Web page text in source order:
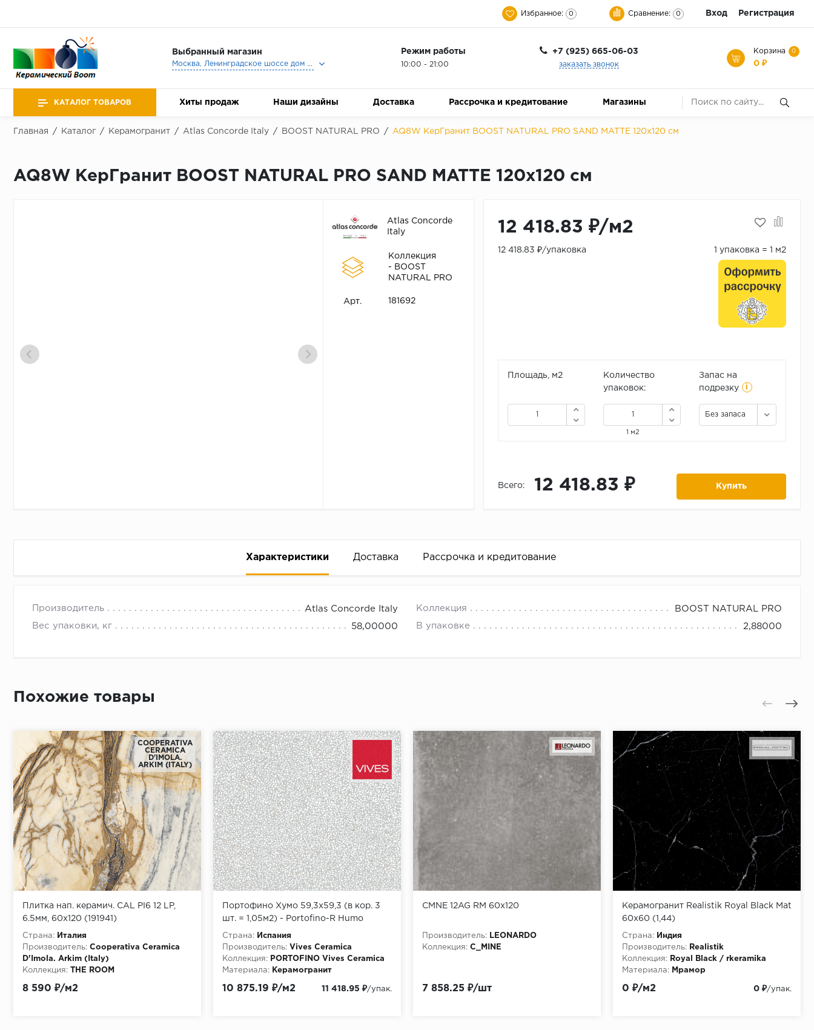
Избранное: 0 Сравнение: 0 Вход Регистрация
Выбранный магазин
Москва, Ленинградское шоссе дом 25, Торговый Центр Family Room, 2-ой этаж, Магазин Керамический Бум.
Режим работы
10:00 - 21:00
+7 (925) 665-06-03
заказать звонок
Корзина 0
0 ₽
КАТАЛОГ ТОВАРОВ Хиты продаж Наши дизайны Доставка Рассрочка и кредитование Магазины
Главная / Каталог / Керамогранит / Atlas Concorde Italy / BOOST NATURAL PRO / AQ8W КерГранит BOOST NATURAL PRO SAND MATTE 120x120 см
AQ8W КерГранит BOOST NATURAL PRO SAND MATTE 120x120 см
Atlas Concorde
Italy
Коллекция
- BOOST
NATURAL PRO
Арт. 181692
12 418.83 ₽/м2
12 418.83 ₽/упаковка 1 упаковка = 1 м2
Площадь, м2
Количество
упаковок:
1 м2
Запас на
подрезку
i
Без запаса
Всего: 12 418.83 ₽ Купить
Характеристики Доставка Рассрочка и кредитование
Производитель Atlas Concorde Italy Коллекция BOOST NATURAL PRO
Вес упаковки, кг 58,00000 В упаковке 2,88000
Высокая вероятность одобрения: до 95%
Одобрение за 1-2 минуты
Срок предоставления кредита от 3 до 36 месяцев Срок предоставления рассрочки от 3 до 10 месяцев
Достаточно только паспорта
Похожие товары
COOPERATIVA
CERAMICA
D'IMOLA.
ARKIM (ITALY)
Плитка нап. керамич. CAL PI6 12 LP,
6.5мм, 60x120 (191941)
Страна:
Италия
Производитель: Cooperativa Ceramica
D'Imola. Arkim (Italy)
Коллекция:
THE ROOM
8 590 ₽/м2
Портофино Хумо 59,3x59,3 (в кор. 3
шт. = 1,05м2) - Portofino-R Humo
Страна:
Испания
Производитель: Vives Ceramica
Коллекция:
PORTOFINO Vives Ceramica
Материала:
Керамогранит
10 875.19 ₽/м2 11 418.95 ₽/упак.
CMNE 12AG RM 60x120
Производитель:
LEONARDO
Коллекция: C_MINE
7 858.25 ₽/шт
Керамогранит Realistik Royal Black Mat
60x60 (1,44)
Страна:
Индия
Производитель:
Realistik
Коллекция:
Royal Black / rkeramika
Материала:
Мрамор
0 ₽/м2 0 ₽/упак.